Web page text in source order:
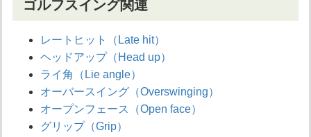
ゴルフスイング関連
レートヒット（Late hit）
ヘッドアップ（Head up）
ライ角（Lie angle）
オーバースイング（Overswinging）
オープンフェース（Open face）
グリップ（Grip）